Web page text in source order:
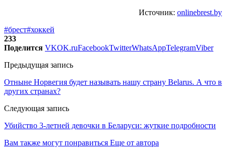
Источник: onlinebrest.by
#брест#хоккей
233
Поделится VKOK.ruFacebookTwitterWhatsAppTelegramViber
Предыдущая запись
Отныне Норвегия будет называть нашу страну Belarus. А что в
других странах?
Следующая запись
Убийство 3-летней девочки в Беларуси: жуткие подробности
Вам также могут понравиться Еще от автора